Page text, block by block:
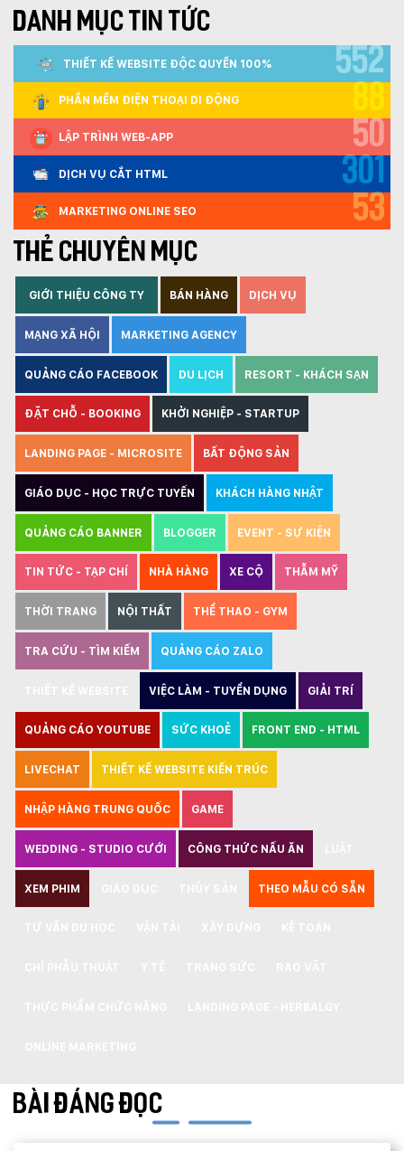
DANH MỤC TIN TỨC
THIẾT KẾ WEBSITE ĐỘC QUYỀN 100% 552
PHẦN MỀM ĐIỆN THOẠI DI ĐỘNG 88
LẬP TRÌNH WEB-APP 50
DỊCH VỤ CẮT HTML 301
MARKETING ONLINE SEO 53
THẺ CHUYÊN MỤC
GIỚI THIỆU CÔNG TY BÁN HÀNG DỊCH VỤ
MẠNG XÃ HỘI MARKETING AGENCY
QUẢNG CÁO FACEBOOK DU LỊCH RESORT - KHÁCH SẠN
ĐẶT CHỖ - BOOKING KHỞI NGHIỆP - STARTUP
LANDING PAGE - MICROSITE BẤT ĐỘNG SẢN
GIÁO DỤC - HỌC TRỰC TUYẾN KHÁCH HÀNG NHẬT
QUẢNG CÁO BANNER BLOGGER EVENT - SỰ KIỆN
TIN TỨC - TẠP CHÍ NHÀ HÀNG XE CỘ THẪM MỸ
THỜI TRANG NỘI THẤT THỂ THAO - GYM
TRA CỨU - TÌM KIẾM QUẢNG CÁO ZALO
VIỆC LÀM - TUYỂN DỤNG GIẢI TRÍ
QUẢNG CÁO YOUTUBE SỨC KHOẺ FRONT END - HTML
LIVECHAT THIẾT KẾ WEBSITE KIẾN TRÚC
NHẬP HÀNG TRUNG QUỐC GAME
WEDDING - STUDIO CƯỚI CÔNG THỨC NẤU ĂN
XEM PHIM THEO MẪU CÓ SẴN
BÀI ĐÁNG ĐỌC